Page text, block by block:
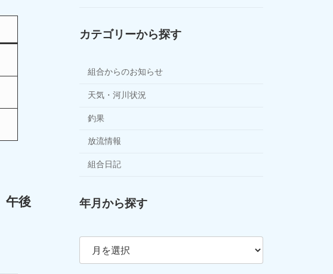
午後
カテゴリーから探す
組合からのお知らせ
天気・河川状況
釣果
放流情報
組合日記
年月から探す
ア
カ